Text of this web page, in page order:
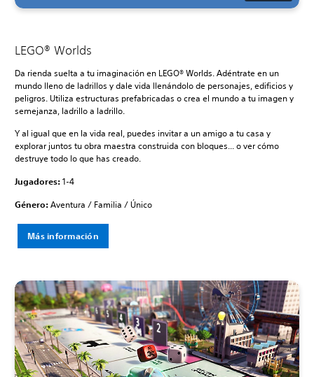
LEGO® Worlds
Da rienda suelta a tu imaginación en LEGO® Worlds. Adéntrate en un
mundo lleno de ladrillos y dale vida llenándolo de personajes, edificios y
peligros. Utiliza estructuras prefabricadas o crea el mundo a tu imagen y
semejanza, ladrillo a ladrillo.
Y al igual que en la vida real, puedes invitar a un amigo a tu casa y
explorar juntos tu obra maestra construida con bloques... o ver cómo
destruye todo lo que has creado.
Jugadores:1-4
Género:Aventura / Familia / Único
Más información